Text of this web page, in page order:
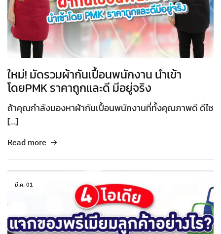
ใหม่! มัดรวมผ้ากันเปื้อนพนักงาน นำเข้า
โดยPMK ราคาถูกและดี มีอยู่จริง
ถ้าคุณกำลังมองหาผ้ากันเปื้อนพนักงานที่ทั้งคุณภาพดี ดีไซ
[…]
Read more
มี.ค.01